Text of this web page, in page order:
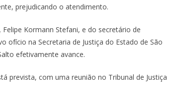
prejudicando o atendimento.
Kormann Stefani, e do secretário de
ofício na Secretaria de Justiça do Estado de São
efetivamente avance.
prevista, com uma reunião no Tribunal de Justiça